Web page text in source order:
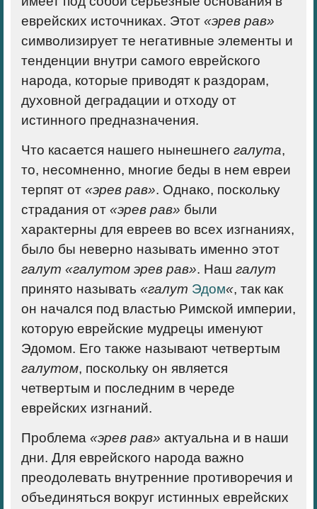
еврейских источниках. Этот «эрев рав»
символизирует те негативные элементы и
тенденции внутри самого еврейского
народа, которые приводят к раздорам,
духовной деградации и отходу от
истинного предназначения.
Что касается нашего нынешнего галута,
то, несомненно, многие беды в нем евреи
терпят от «эрев рав». Однако, поскольку
страдания от «эрев рав» были
характерны для евреев во всех изгнаниях,
было бы неверно называть именно этот
галут «галутом эрев рав». Наш галут
принято называть «галут Эдом«, так как
он начался под властью Римской империи,
которую еврейские мудрецы именуют
Эдомом. Его также называют четвертым
галутом, поскольку он является
четвертым и последним в череде
еврейских изгнаний.
Проблема «эрев рав» актуальна и в наши
дни. Для еврейского народа важно
преодолевать внутренние противоречия и
объединяться вокруг истинных еврейских